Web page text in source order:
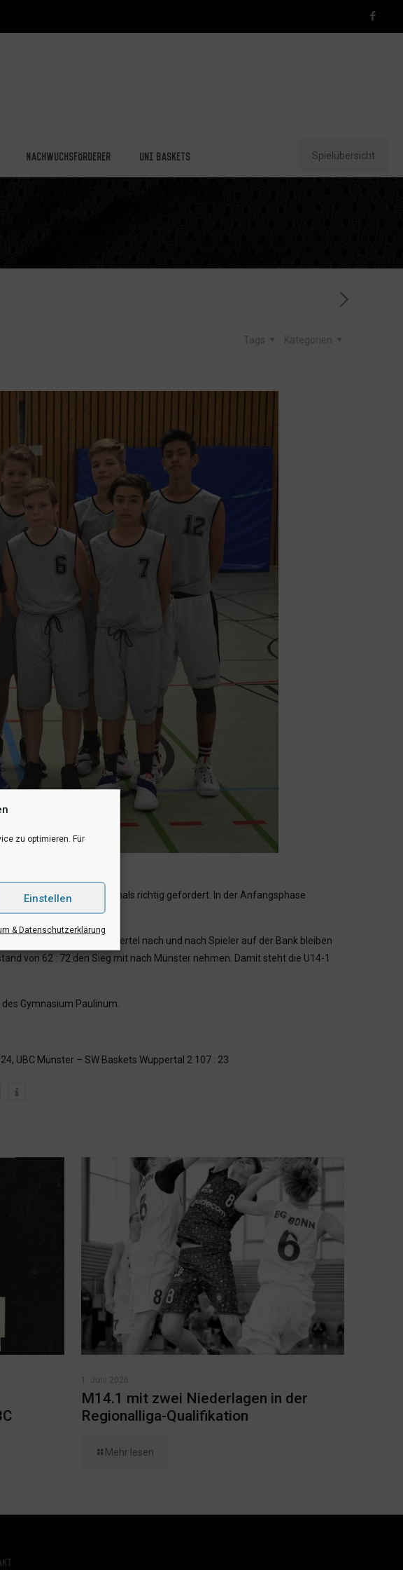
zu optimieren. Für
Einstellen
& Datenschutzerklärung
Nachwuchsförderer Uni Baskets Spielübersicht
Kategorien
Tags
Dortmund Barop erstmals richtig gefordert. In der Anfangsphase
mussten im vierten Viertel nach und nach Spieler auf der Bank bleiben
von 62 : 72 den Sieg mit nach Münster nehmen. Damit steht die U14-1
Gymnasium Paulinum.
UBC Münster – SW Baskets Wuppertal 2 107 : 23
1. Juni 2026
M14.1 mit zwei Niederlagen in der
Regionalliga-Qualifikation
Mehr lesen